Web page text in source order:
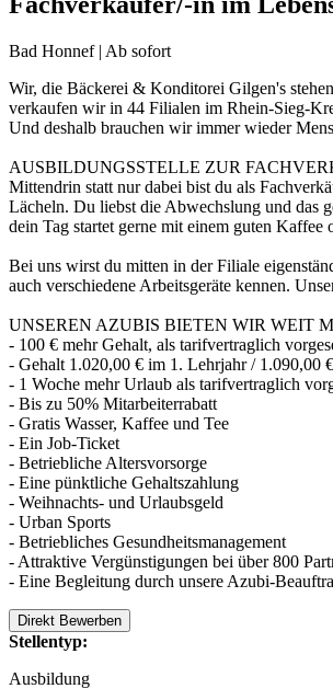
Bad Honnef | Ab sofort
Wir, die Bäckerei & Konditorei Gilgen's
verkaufen wir in 44 Filialen im Rhein-Sieg-
Und deshalb brauchen wir immer wieder
AUSBILDUNGSSTELLE ZUR
Mittendrin statt nur dabei bist du als
Lächeln. Du liebst die Abwechslung und das
dein Tag startet gerne mit einem guten
Bei uns wirst du mitten in der Filiale
auch verschiedene Arbeitsgeräte kennen.
UNSEREN AZUBIS BIETEN WIR WEIT
- 100 € mehr Gehalt, als tarifvertraglich
- Gehalt 1.020,00 € im 1. Lehrjahr / 1.090,00
- 1 Woche mehr Urlaub als tarifvertraglich
- Bis zu 50% Mitarbeiterrabatt
- Gratis Wasser, Kaffee und Tee
- Ein Job-Ticket
- Betriebliche Altersvorsorge
- Eine pünktliche Gehaltszahlung
- Weihnachts- und Urlaubsgeld
- Urban Sports
- Betriebliches Gesundheitsmanagement
- Attraktive Vergünstigungen bei über 800
- Eine Begleitung durch unsere Azubi-
Direkt Bewerben
Stellentyp:
Ausbildung